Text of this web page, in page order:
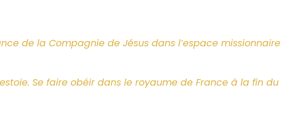
de la Compagnie de Jésus dans l’espace missionnaire
Se faire obéir dans le royaume de France à la fin du